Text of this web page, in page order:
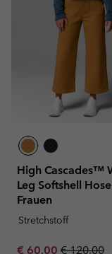
High Cascades™
Leg Softshell
Frauen
Stretchstoff
Sale price:
€ 60,00 Regular
€ 120,00